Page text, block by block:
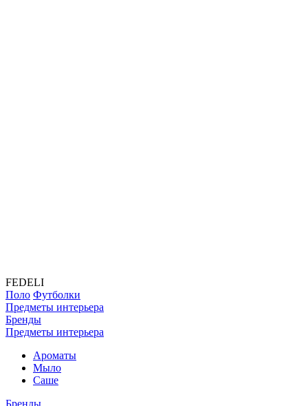
FEDELI
Поло Футболки
Предметы интерьера
Бренды
Предметы интерьера
Ароматы
Мыло
Саше
Бренды